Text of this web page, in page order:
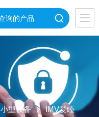
小型设备
IMV爱睦